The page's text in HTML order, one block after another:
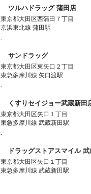
ツルハドラッグ 蒲田店
東京都大田区西蒲田７丁目
京浜東北線 蒲田駅
-
サンドラッグ
東京都大田区東矢口２丁目
東急多摩川線 矢口渡駅
-
くすりセイジョー武蔵新田
東京都大田区矢口１丁目
東急多摩川線 武蔵新田駅
-
ドラッグストアスマイル
東京都大田区矢口１丁目
東急多摩川線 武蔵新田駅
-